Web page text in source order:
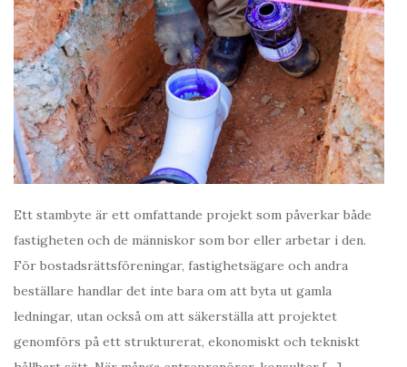
Ett stambyte är ett omfattande projekt som påverkar både
fastigheten och de människor som bor eller arbetar i den.
För bostadsrättsföreningar, fastighetsägare och andra
beställare handlar det inte bara om att byta ut gamla
ledningar, utan också om att säkerställa att projektet
genomförs på ett strukturerat, ekonomiskt och tekniskt